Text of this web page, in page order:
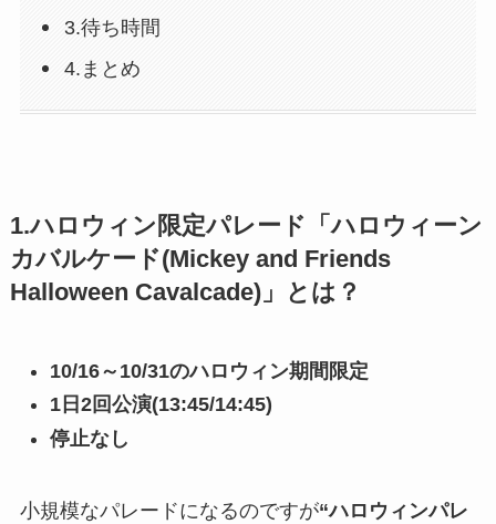
3.待ち時間
4.まとめ
1.ハロウィン限定パレード「ハロウィーン
カバルケード(Mickey and Friends
Halloween Cavalcade)」とは？
10/16～10/31のハロウィン期間限定
1日2回公演(13:45/14:45)
停止なし
小規模なパレードになるのですが“ハロウィンパレ